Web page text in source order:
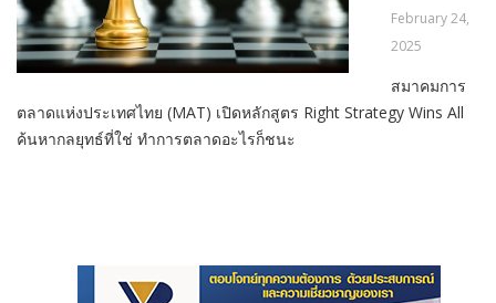
February 24,
2025
สมาคมการ
ตลาดแห่งประเทศไทย (MAT) เปิดหลักสูตร Right Strategy Wins All
ค้นหากลยุทธ์ที่ใช่ ทำการตลาดอะไรก็ชนะ